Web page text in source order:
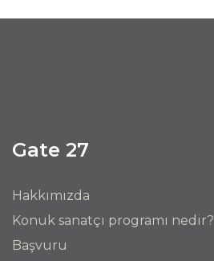
Gate 27
Hakkımızda
Konuk sanatçı programı nedir?
Başvuru